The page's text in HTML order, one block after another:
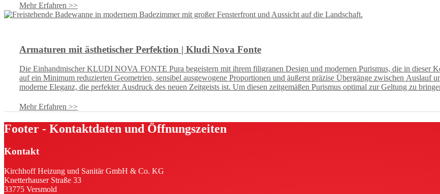
Mehr Erfahren >>
Armaturen mit ästhetischer Perfektion | Kludi Nova Fonte
Die Einhandmischer KLUDI NOVA FONTE Pura begeistern mit ihrem filigranen Design und modernen Purismus, die in dieser
auf ein Minimum reduzierten Geometrien, sensibel ausgewogene Proportionen und äußerst präzise Übergänge zwischen
moderne Eleganz, die perfekter Ausdruck des neuen Zeitgeists ist. Um diesen zeitgemäßen Purismus optimal zur Geltung zu
Mehr Erfahren >>
Footer - Kontaktdaten und Öffnungszeiten
Kontakt
Kirchhoff Heizung und Sanitär GmbH & Co. KG
Knetterhauser Straße 33
33775 Versmold